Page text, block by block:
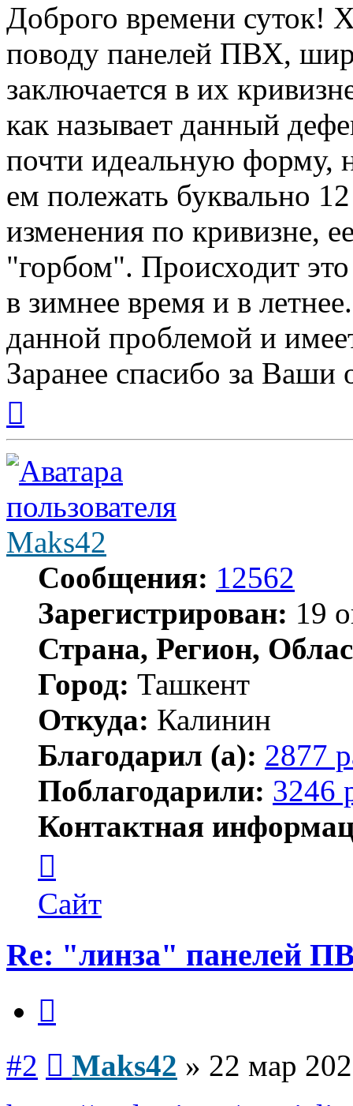
Доброго времени суток!
поводу панелей ПВХ,
заключается в их
как называет данный
почти идеальную форму,
ем полежать буквально
изменения по кривизне,
"горбом". Происходит это
в зимнее время и в
данной проблемой и
Заранее спасибо за Ваши
началу
Maks42
Сообщения: 12562
Зарегистрирован: 19
Страна, Регион,
Город: Ташкент
Откуда: Калинин
Благодарил (а): 2877
Поблагодарили: 3246
Контактная
пользователя
Maks42
Сайт
Re: "линза" панелей
#2 Maks42 » 22 мар